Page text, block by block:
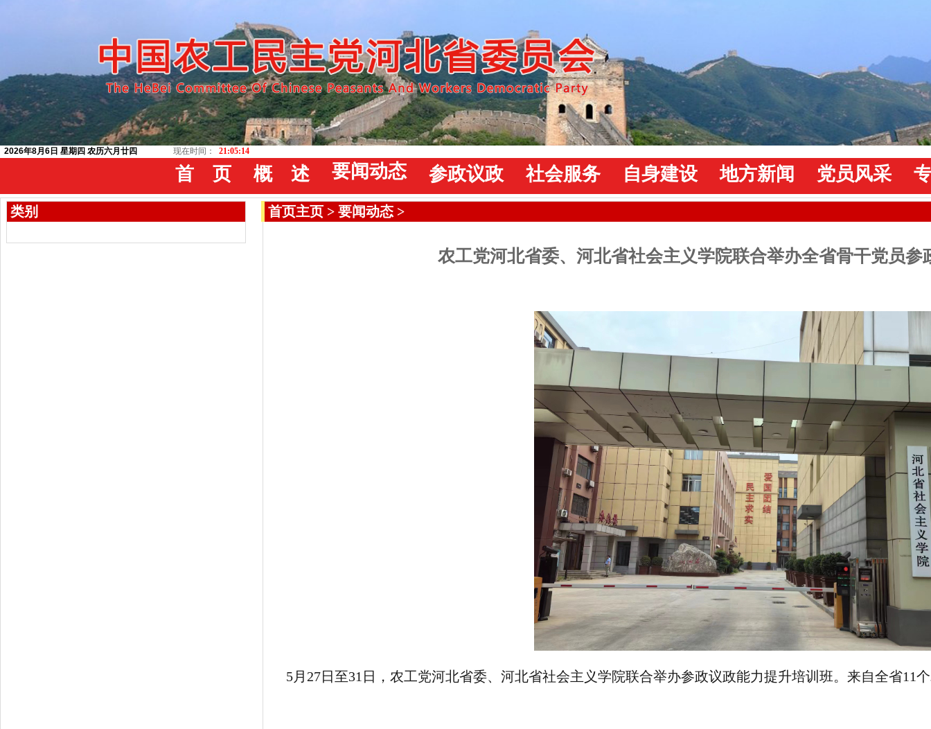
2026年8月6日 星期四 农历六月廿四 现在时间： 21:05:15
首 页 概 述 要闻动态 参政议政 社会服务 自身建设 地方新闻 党员风采
类别 首页主页 > 要闻动态 >
农工党河北省委、河北省社会主义学院联合举办全省骨干党员参
5月27日至31日，农工党河北省委、河北省社会主义学院联合举办参政议政能力提升培训班。 来自全省11